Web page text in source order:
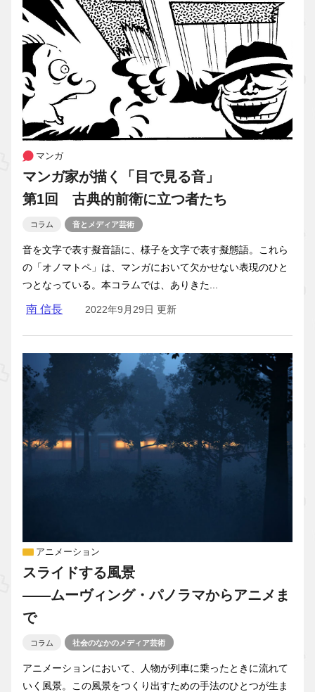
マンガ
マンガ家が描く「目で見る音」
第1回 古典的前衛に立つ者たち
コラム 音とメディア芸術
音を文字で表す擬音語に、様子を文字で表す擬態語。これら
の「オノマトペ」は、マンガにおいて欠かせない表現のひと
つとなっている。本コラムでは、ありきた...
南 信長 2022年9月29日 更新
アニメーション
スライドする風景
――ムーヴィング・パノラマからアニメま
で
コラム 社会のなかのメディア芸術
アニメーションにおいて、人物が列車に乗ったときに流れて
いく風景。この風景をつくり出すための手法のひとつが生ま